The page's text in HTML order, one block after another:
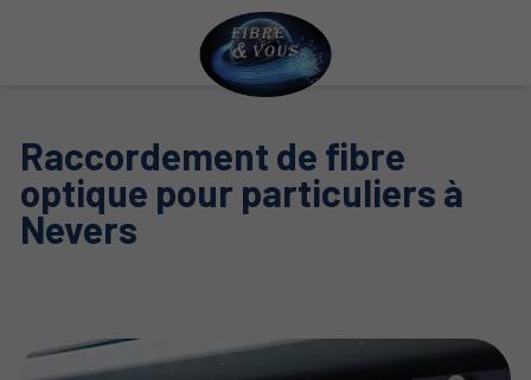
Raccordement de fibre
optique pour particuliers à
Nevers